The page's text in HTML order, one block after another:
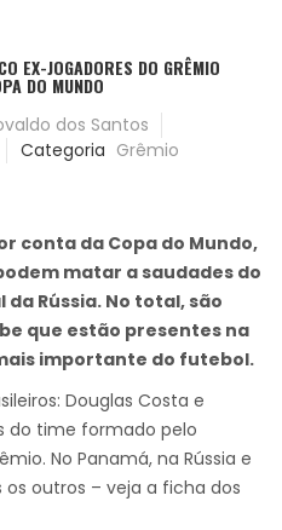
EX-JOGADORES DO GRÊMIO
DO MUNDO
dos Santos
Categoria Grêmio
conta da Copa do Mundo,
matar a saudades do
Rússia. No total, são
que estão presentes na
importante do futebol.
Douglas Costa e
do time formado pelo
No Panamá, na Rússia e
outros – veja a ficha dos